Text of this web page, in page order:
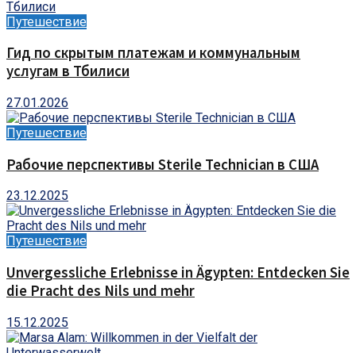
Путешествие
Гид по скрытым платежам и коммунальным
услугам в Тбилиси
27.01.2026
Путешествие
Рабочие перспективы Sterile Technician в США
23.12.2025
Путешествие
Unvergessliche Erlebnisse in Ägypten: Entdecken Sie
die Pracht des Nils und mehr
15.12.2025